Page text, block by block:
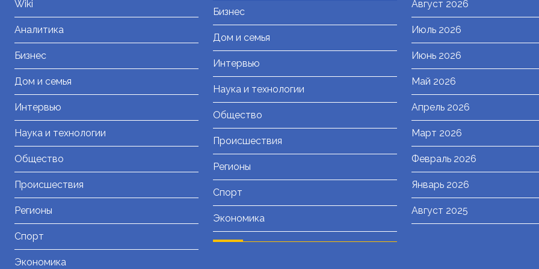
Wiki
Аналитика
Бизнес
Дом и семья
Интервью
Наука и технологии
Общество
Происшествия
Регионы
Спорт
Экономика
Бизнес
Дом и семья
Интервью
Наука и технологии
Общество
Происшествия
Регионы
Спорт
Экономика
Август 2026
Июль 2026
Июнь 2026
Май 2026
Апрель 2026
Март 2026
Февраль 2026
Январь 2026
Август 2025